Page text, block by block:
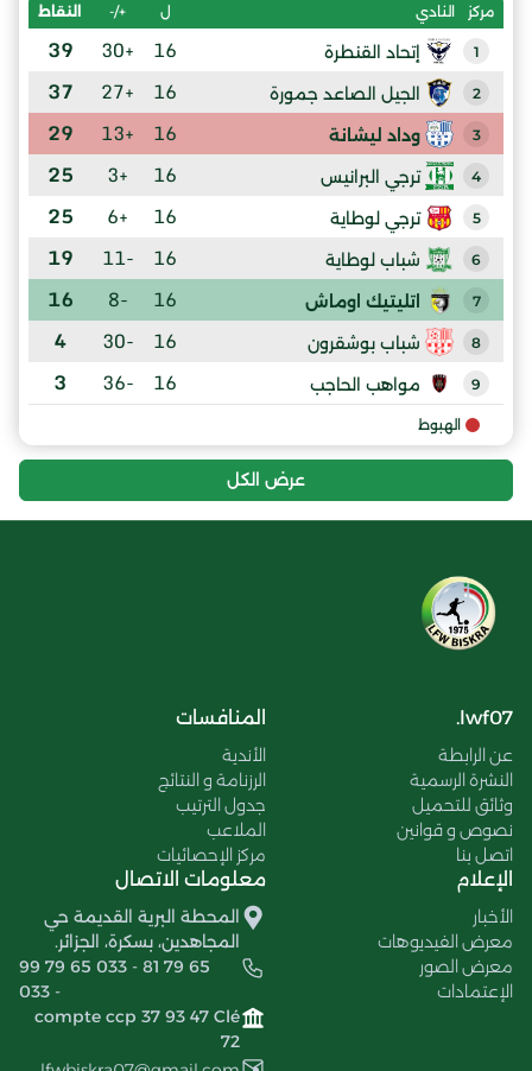
مركز النادي ل +/- النقاط
1 إتحاد القنطرة 16
+30
39
2 الجيل الصاعد جمورة 16
+27
37
3 وداد ليشانة 16
+13
29
4 ترجي البرانيس 16
+3
25
5 ترجي لوطاية 16
+6
25
6 شباب لوطاية 16
-11
19
7 اتليتيك اوماش 16
-8
16
8 شباب بوشقرون 16
-30
4
9 مواهب الحاجب 16
-36
3
الهبوط
عرض الكل
lwf07.
عن الرابطة
النشرة الرسمية
وثائق للتحميل
نصوص و قوانين
اتصل بنا
المنافسات
الأندية
الرزنامة و النتائج
جدول الترتيب
الملاعب
مركز الإحصائيات
الإعلام
الأخبار
معرض الفيديوهات
معرض الصور
الإعتمادات
معلومات الاتصال
المحطة البرية القديمة حي
المجاهدين، بسكرة، الجزائر.
99 79 65 033 - 81 79 65
033 -
compte ccp 37 93 47 Clé
72